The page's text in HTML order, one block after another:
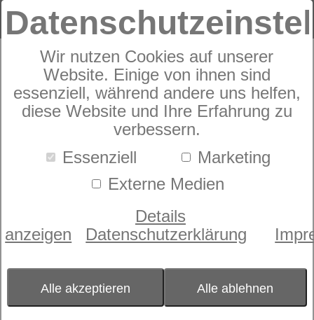
Wir nutzen Cookies auf unserer
Website. Einige von ihnen sind
essenziell, während andere uns helfen,
diese Website und Ihre Erfahrung zu
verbessern.
Essenziell
Marketing
Externe Medien
Details
anzeigen
Datenschutzerklärung
Alle akzeptieren Alle ablehnen
Schaummatratze
dormabell Innova Air S 18
Kundenbewertungen 5,0 von 1